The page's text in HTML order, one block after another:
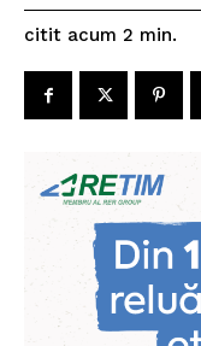
citit acum 2 min.